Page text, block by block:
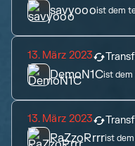
savyoooist dem
13. März 2023
DemoN1Cist dem
13. März 2023
RaZzoRrrrist